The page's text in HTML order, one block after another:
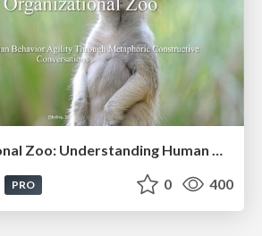
The Organizational Zoo: Understanding Human Behavior Agility Through Metaphoric Constructive Conversations (based on the works of Arthur Shelley, Ph.D)
PRO 0 400